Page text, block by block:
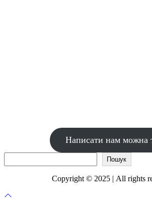
Написати нам можна
Пошук
Copyright © 2025 | All rights
Прокрутка